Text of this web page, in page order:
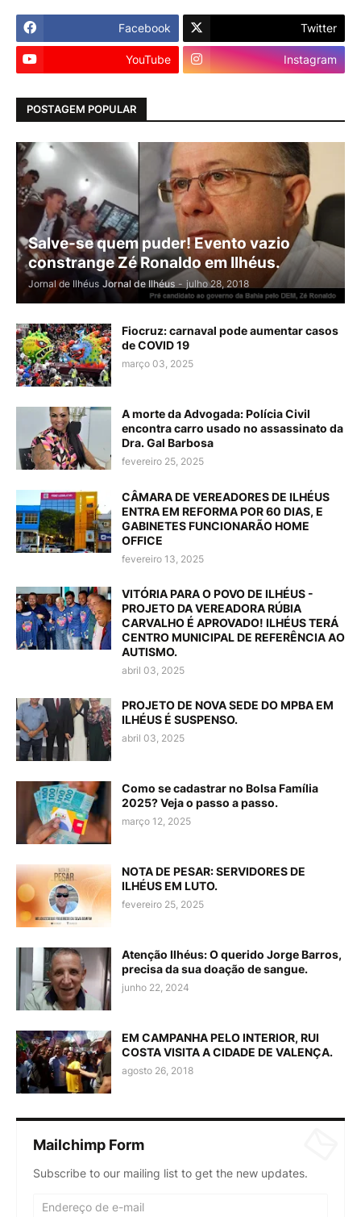
Facebook Twitter
YouTube Instagram
POSTAGEM POPULAR
Salve-se quem puder! Evento vazio
constrange Zé Ronaldo em Ilhéus.
Jornal de Ilhéus Jornal de Ilhéus - julho 28, 2018
Fiocruz: carnaval pode aumentar casos
de COVID 19
março 03, 2025
A morte da Advogada: Polícia Civil
encontra carro usado no assassinato da
Dra. Gal Barbosa
fevereiro 25, 2025
CÂMARA DE VEREADORES DE ILHÉUS
ENTRA EM REFORMA POR 60 DIAS, E
GABINETES FUNCIONARÃO HOME
OFFICE
fevereiro 13, 2025
VITÓRIA PARA O POVO DE ILHÉUS -
PROJETO DA VEREADORA RÚBIA
CARVALHO É APROVADO! ILHÉUS TERÁ
CENTRO MUNICIPAL DE REFERÊNCIA AO
AUTISMO.
abril 03, 2025
PROJETO DE NOVA SEDE DO MPBA EM
ILHÉUS É SUSPENSO.
abril 03, 2025
Como se cadastrar no Bolsa Família
2025? Veja o passo a passo.
março 12, 2025
NOTA DE PESAR: SERVIDORES DE
ILHÉUS EM LUTO.
fevereiro 25, 2025
Atenção Ilhéus: O querido Jorge Barros,
precisa da sua doação de sangue.
junho 22, 2024
EM CAMPANHA PELO INTERIOR, RUI
COSTA VISITA A CIDADE DE VALENÇA.
agosto 26, 2018
Mailchimp Form
Subscribe to our mailing list to get the new updates.